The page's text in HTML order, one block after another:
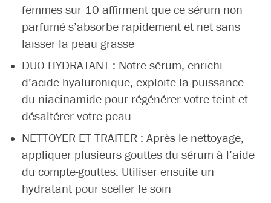
femmes sur 10 affirment que ce sérum non
parfumé s’absorbe rapidement et net sans
laisser la peau grasse
DUO HYDRATANT : Notre sérum, enrichi
d’acide hyaluronique, exploite la puissance
du niacinamide pour régénérer votre teint et
désaltérer votre peau
NETTOYER ET TRAITER : Après le nettoyage,
appliquer plusieurs gouttes du sérum à l’aide
du compte-gouttes. Utiliser ensuite un
hydratant pour sceller le soin